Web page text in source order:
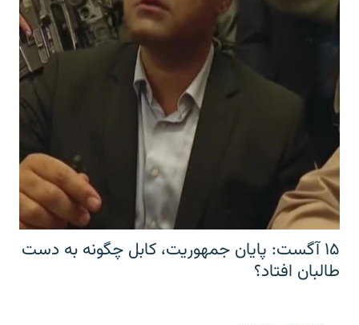
۱۵ آگست: پایان جمهوریت، کابل چگونه به دست
طالبان افتاد؟